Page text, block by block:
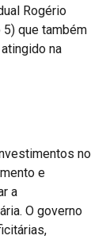
Rogério
5) que também
na
no
e
a
O governo